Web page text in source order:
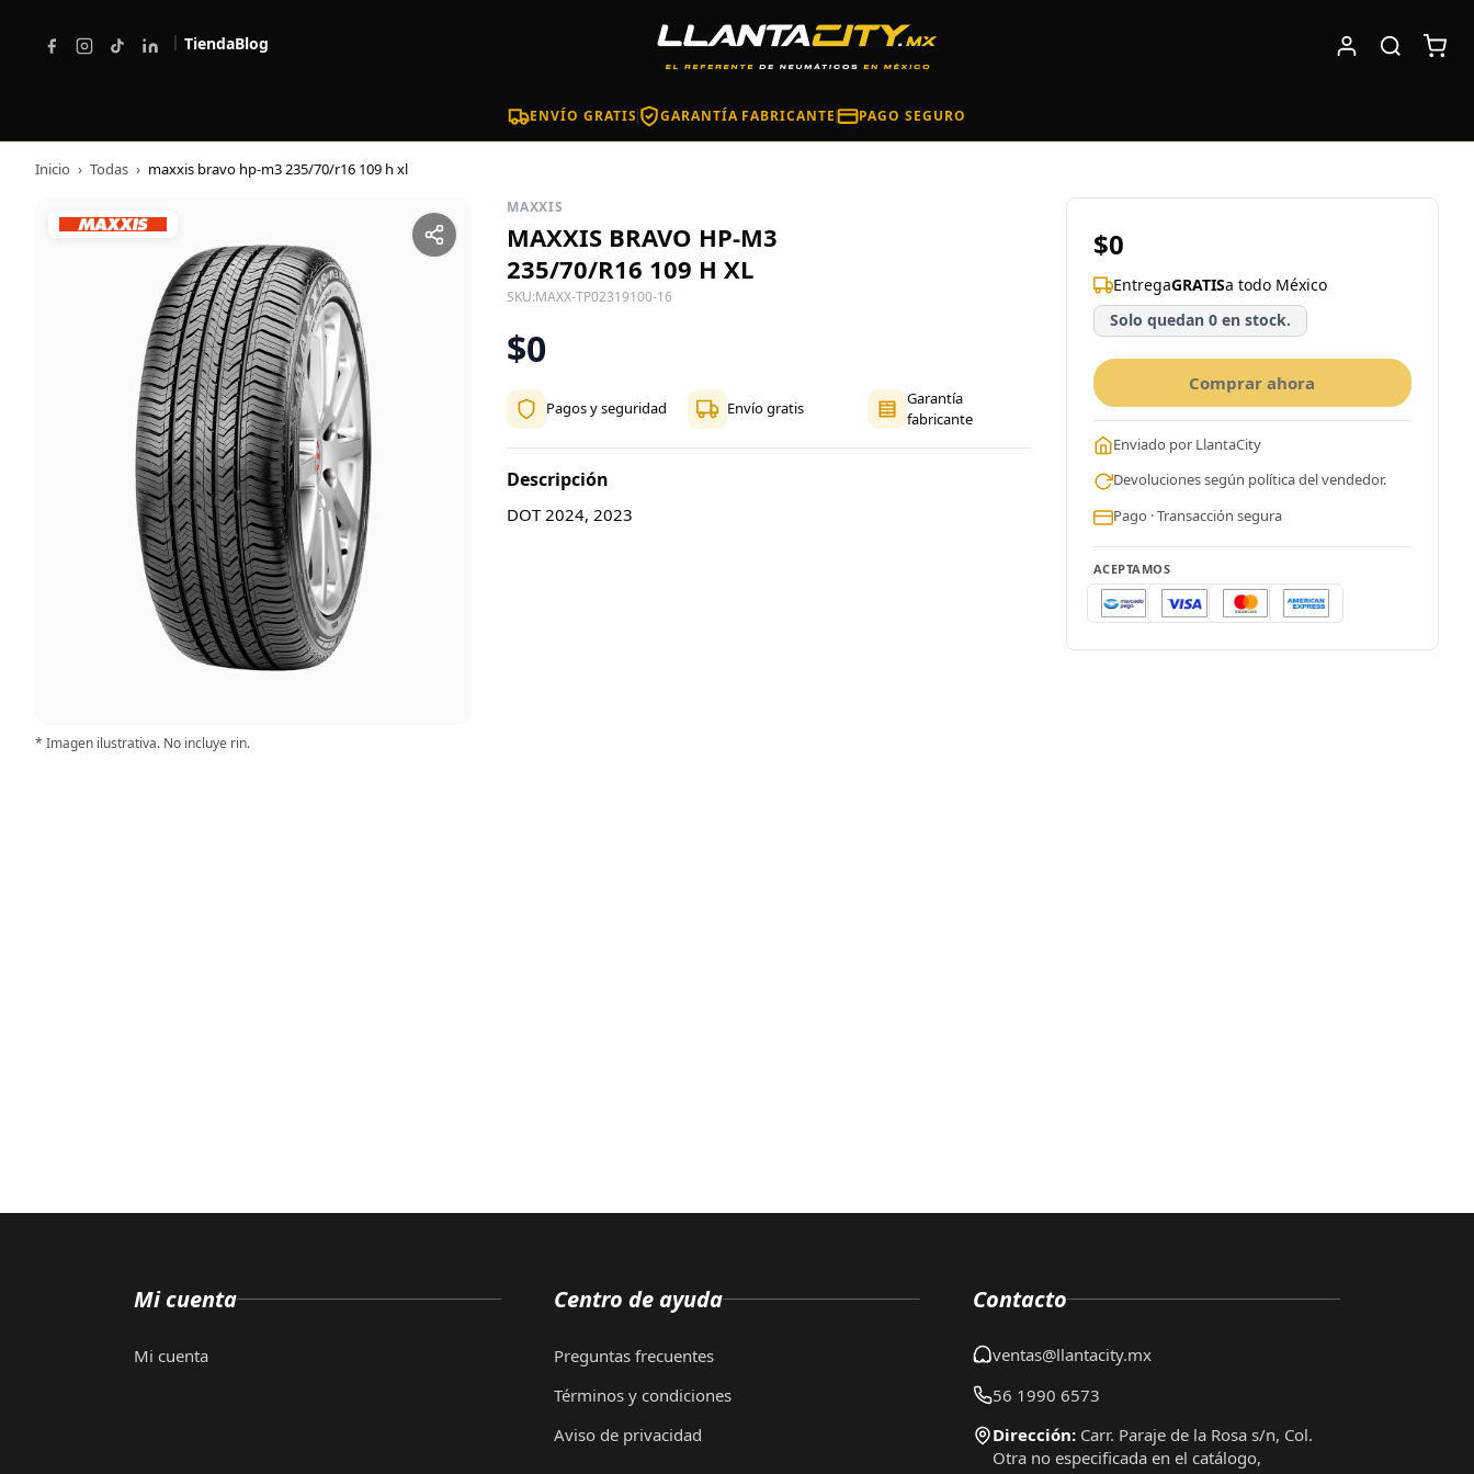
| TiendaBlog
ENVÍO GRATIS GARANTÍA FABRICANTE PAGO SEGURO
Inicio › Todas › maxxis bravo hp-m3 235/70/r16 109 h xl
* Imagen ilustrativa. No incluye rin.
MAXXIS
MAXXIS BRAVO HP-M3
235/70/R16 109 H XL
SKU:MAXX-TP02319100-16
$0
Pagos y seguridad Envío gratis
Garantía
fabricante
Descripción
DOT 2024, 2023
$0
EntregaGRATISa todo México
Solo quedan 0 en stock.
Comprar ahora
Enviado por LlantaCity
Devoluciones según política del vendedor.
Pago · Transacción segura
ACEPTAMOS
Mi cuenta
Mi cuenta
Centro de ayuda
Preguntas frecuentes
Términos y condiciones
Aviso de privacidad
Contacto
ventas@llantacity.mx
56 1990 6573
Dirección: Carr. Paraje de la Rosa s/n, Col.
Otra no especificada en el catálogo,